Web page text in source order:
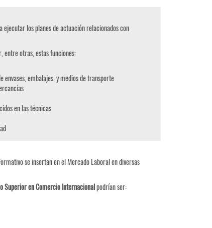
los planes de actuación relacionados con
entre otras, estas funciones:
embalajes, y medios de transporte
en las técnicas
se insertan en el Mercado Laboral en diversas
Superior en Comercio Internacionalpodrían ser: